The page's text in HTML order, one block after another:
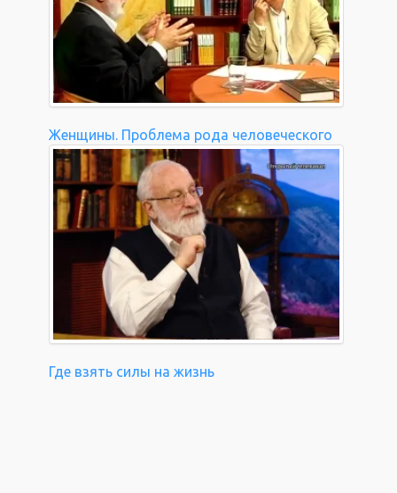
Женщины. Проблема рода человеческого
Где взять силы на жизнь